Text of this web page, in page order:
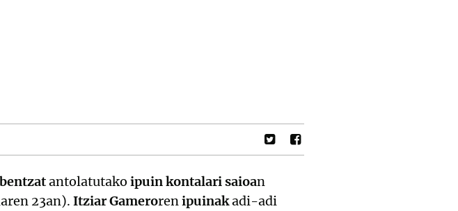
antolatutako ipuin kontalari saioan
23an). Itziar Gamerorenipuinakadi-adi